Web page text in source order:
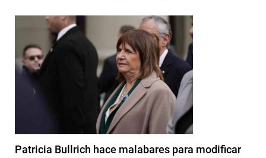
Patricia Bullrich hace malabares para modificar